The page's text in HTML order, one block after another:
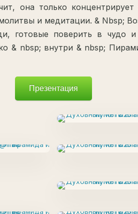
она только
и медитации. & Nbsp;
готовые поверить в чудо
& nbsp; внутри & nbsp;
Презентация